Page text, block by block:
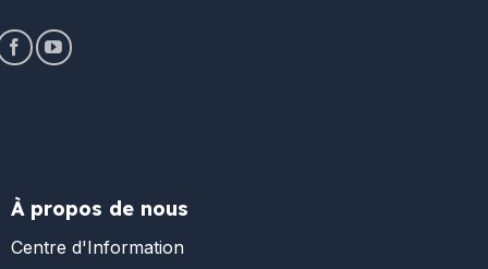
À propos de nous
Centre d'Information